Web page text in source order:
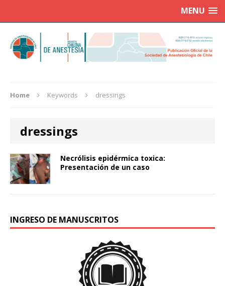
MENU
Home Keywords dressings
dressings
Necrólisis epidérmica toxica:
Presentación de un caso
INGRESO DE MANUSCRITOS